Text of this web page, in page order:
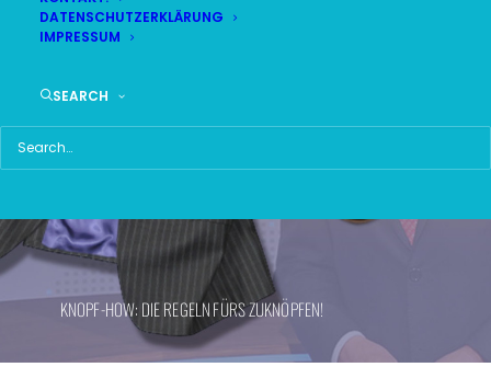
DATENSCHUTZERKLÄRUNG
IMPRESSUM
SEARCH
KNOPF-HOW: DIE REGELN FÜRS ZUKNÖPFEN!